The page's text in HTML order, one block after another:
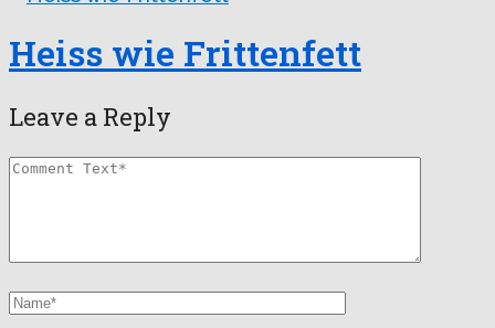
Heiss wie Frittenfett
Leave a Reply